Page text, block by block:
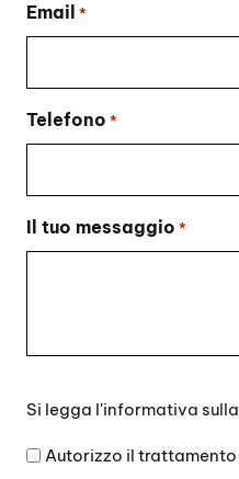
Email *
Telefono *
Il tuo messaggio *
legga
l'informativa
Si legga l'informativa
Autorizzo il